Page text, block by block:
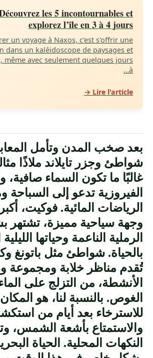
les 5 incontournables et
explorez l’île en 3 à 4 jours
un voyage à Naxos, c'est s'offrir une
dans un kaléidoscope de paysages et
même avec seulement quelques jours
à…
Lire l'article →
بعد صخب المدن وتأمل
شواطئ وجزر تايلاند ملاذًا
غالبًا ما تكون السماء صافية،
الفيروزية تدعو إلى السباحة
الرياضات المائية. فوكيت، أكبر
وجهة سياحية مميزة، تشتهر
الرملية الناعمة وحياتها الليلية
بالحياة. شواطئ مثل باتونغ
تُقدم مناظر خلابة ومجموعة
الأنشطة، من التزلج على
الغوص. بالنسبة لنا، هو المكان
للاسترخاء بعد أيام من
والاستمتاع بأشعة الشمس،
النكهات المحلية. الحياة